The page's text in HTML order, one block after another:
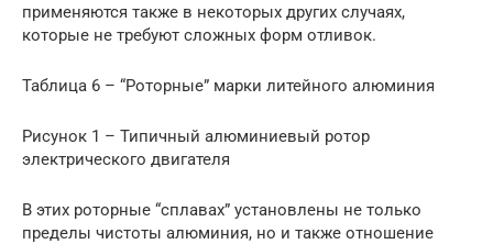
применяются также в некоторых других случаях,
которые не требуют сложных форм отливок.
Таблица 6 – “Роторные” марки литейного алюминия
Рисунок 1 – Типичный алюминиевый ротор
электрического двигателя
В этих роторные “сплавах” установлены не только
пределы чистоты алюминия, но и также отношение